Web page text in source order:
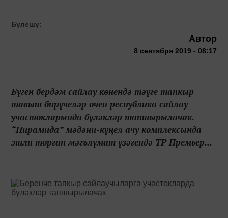
Бүлешү:
Автор
8 сентября 2019 - 08:17
Бүген бердәм сайлау көнендә тәүге тапкыр
тавыш бирүчеләр өчен республика сайлау
участокларында бүләкләр тапшырылачак.
“Пирамида” мәдәни-күңел ачу комплексында
эшли торган мәгълүмат үзәгендә ТР Премьер...